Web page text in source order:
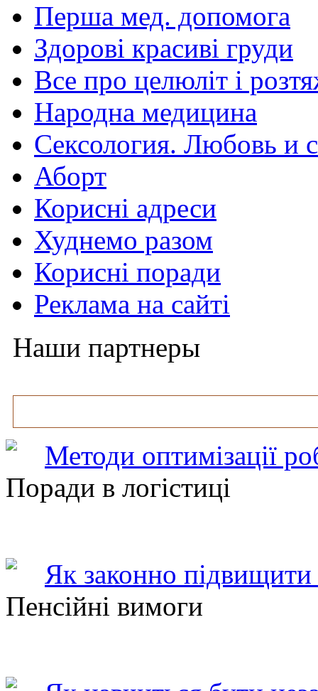
Перша мед. допомога
Здорові красиві груди
Все про целюліт і
Народна медицина
Сексология. Любовь и
Аборт
Корисні адреси
Худнемо разом
Корисні поради
Реклама на сайті
Наши партнеры
Методи оптимізації
Поради в логістиці
Як законно підвищити
Пенсійні вимоги